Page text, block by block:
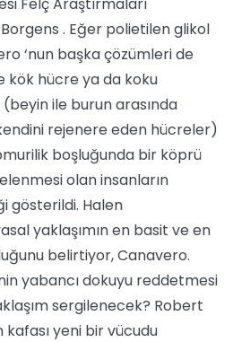
. Eğer polietilen glikol
‘nun başka çözümleri de
kök hücre ya da koku
ile burun arasında
rejenere eden hücreler)
boşluğunda bir köprü
olan insanların
gösterildi. Halen
yaklaşımın en basit ve en
belirtiyor, Canavero.
yabancı dokuyu reddetmesi
sergilenecek? Robert
kafası yeni bir vücudu